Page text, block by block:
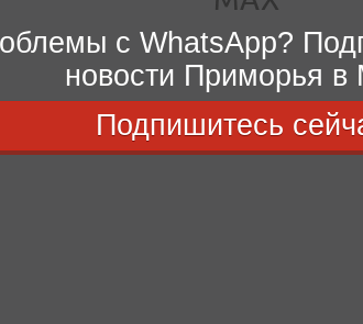
с WhatsApp?
новости Приморья в
Подпишитесь